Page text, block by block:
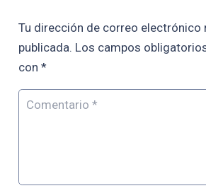
Tu dirección de correo electrónico
publicada. Los campos
con *